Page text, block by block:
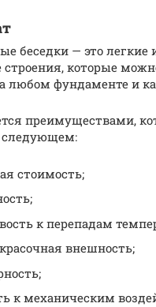
беседки — это легкие
которые
любом фундаменте и
преимуществами,
следующем:
стоимость;
к перепадам
внешность;
к механическим